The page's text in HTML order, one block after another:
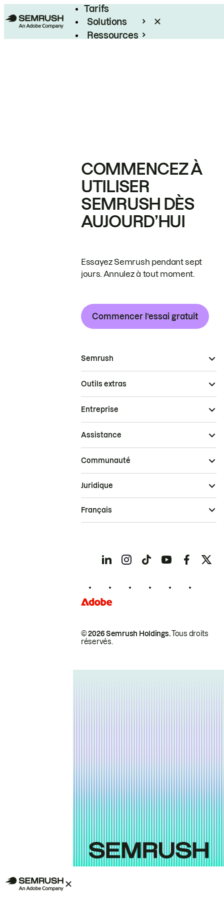
Tarifs
Solutions
Ressources
COMMENCEZ À
UTILISER
SEMRUSH DÈS
AUJOURD’HUI
Essayez Semrush pendant sept
jours. Annulez à tout moment.
Commencer l’essai gratuit
Semrush
Outils extras
Entreprise
Assistance
Communauté
© 2026 Semrush Holdings.Tous droits
réservés.
Juridique
Français